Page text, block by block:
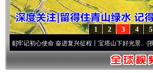
5
4
3
2
1
心使命 奋进复兴征程丨宝塔山下好光景..·[视频]因党而